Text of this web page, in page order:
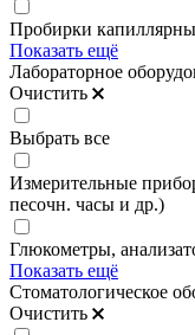
Пробирки
Показать ещё
Лабораторное
Очистить
Выбрать все
Измерительные
песочн. часы и др.)
Глюкометры,
Показать ещё
Стоматологическое
Очистить